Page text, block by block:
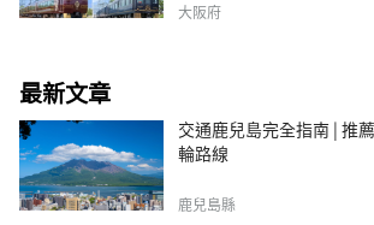
大阪府
最新文章
交通鹿兒島完全指南 | 推
輪路線
鹿兒島縣